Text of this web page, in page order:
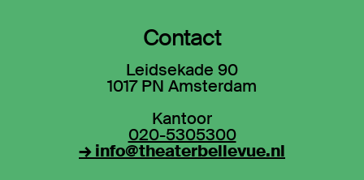
Contact
Leidsekade 90
1017 PN Amsterdam
Kantoor
020-5305300
→ info@theaterbellevue.nl